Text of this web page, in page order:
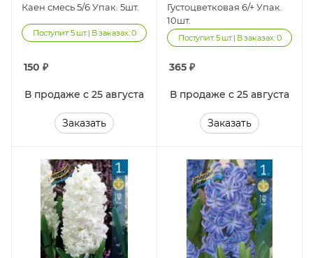
Каен смесь 5/6 Упак. 5шт.
Поступит: 5 шт. | В заказах: 0
150 ₽
В продаже с 25 августа
Заказать
Густоцветковая 6/+ Упак.
10шт.
Поступит: 5 шт. | В заказах: 0
365 ₽
В продаже с 25 августа
Заказать